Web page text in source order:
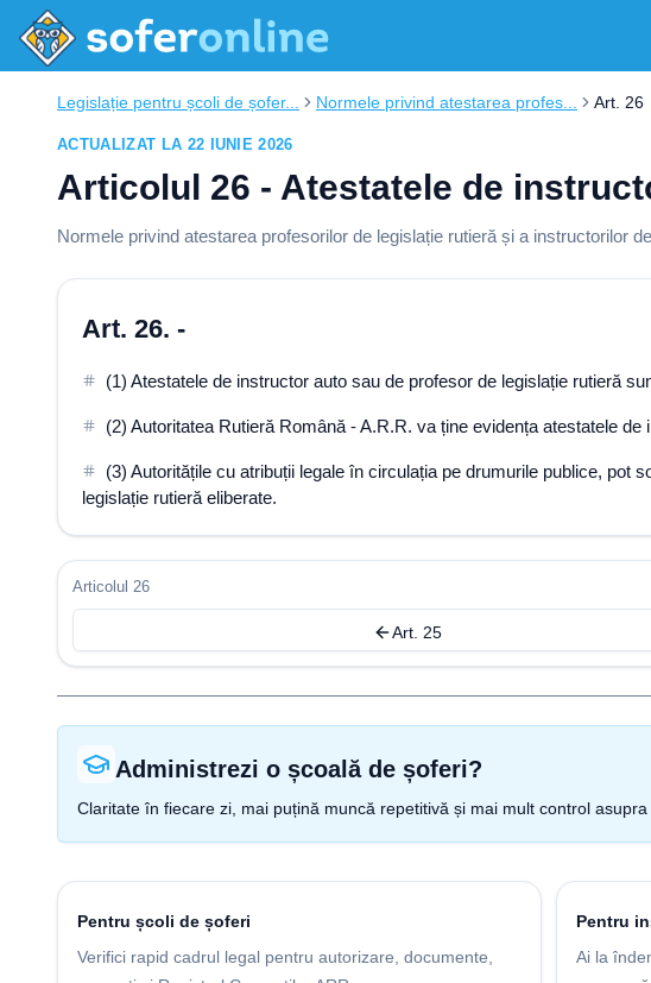
Legislație pentru școli de șofer... Normele privind atestarea profes... Art. 26
ACTUALIZAT LA 22 IUNIE 2026
Articolul 26 - Atestatele de
Normele privind atestarea profesorilor de legislație rutieră și a instructorilor
Art. 26. -
(1) Atestatele de instructor auto sau de profesor de legislație rutieră
(2) Autoritatea Rutieră Română - A.R.R. va ține evidența atestatele
(3) Autoritățile cu atribuții legale în circulația pe drumurile publice, pot
legislație rutieră eliberate.
Articolul 26
Art. 25
Administrezi o școală de șoferi?
Claritate în fiecare zi, mai puțină muncă repetitivă și mai mult control
Pentru școli de șoferi
Verifici rapid cadrul legal pentru autorizare, documente,
Pentru
Ai la